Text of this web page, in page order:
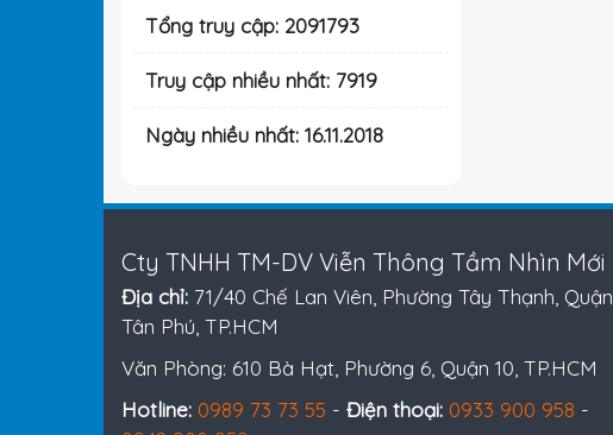
Tổng truy cập: 2091793
Truy cập nhiều nhất: 7919
Ngày nhiều nhất: 16.11.2018
Cty TNHH TM-DV Viễn Thông Tầm Nhìn Mới
Địa chỉ: 71/40 Chế Lan Viên, Phường Tây Thạnh, Quận
Tân Phú, TP.HCM
Văn Phòng: 610 Bà Hạt, Phường 6, Quận 10, TP.HCM
Hotline: 0989 73 73 55 - Điện thoại: 0933 900 958 -